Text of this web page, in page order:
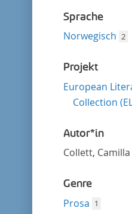
Sprache
Norwegisch 2
Projekt
European
Collection
Autor*in
Collett, Camilla
Genre
Prosa 1